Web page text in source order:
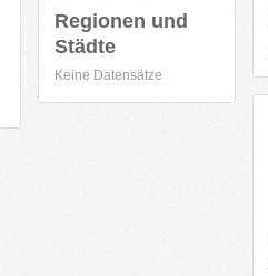
Regionen und
Städte
Keine Datensätze